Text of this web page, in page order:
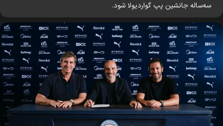
سه‌ساله جانشین پپ گواردیولا شود.